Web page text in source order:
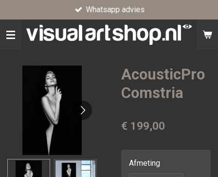
direct
naar
Whatsapp advies
AcousticPro
Comstria
€ 199,00
Afmeting